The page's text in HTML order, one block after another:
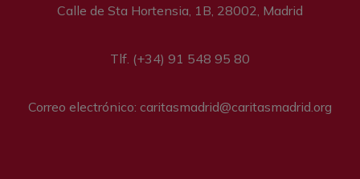
Calle de Sta Hortensia, 1B, 28002, Madrid
Tlf. (+34) 91 548 95 80
Correo electrónico: caritasmadrid@caritasmadrid.org